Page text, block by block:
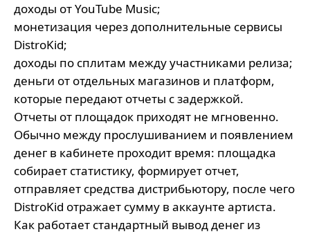
доходы от YouTube Music;
монетизация через дополнительные сервисы
DistroKid;
доходы по сплитам между участниками релиза;
деньги от отдельных магазинов и платформ,
которые передают отчеты с задержкой.
Отчеты от площадок приходят не мгновенно.
Обычно между прослушиванием и появлением
денег в кабинете проходит время: площадка
собирает статистику, формирует отчет,
отправляет средства дистрибьютору, после чего
DistroKid отражает сумму в аккаунте артиста.
Как работает стандартный вывод денег из